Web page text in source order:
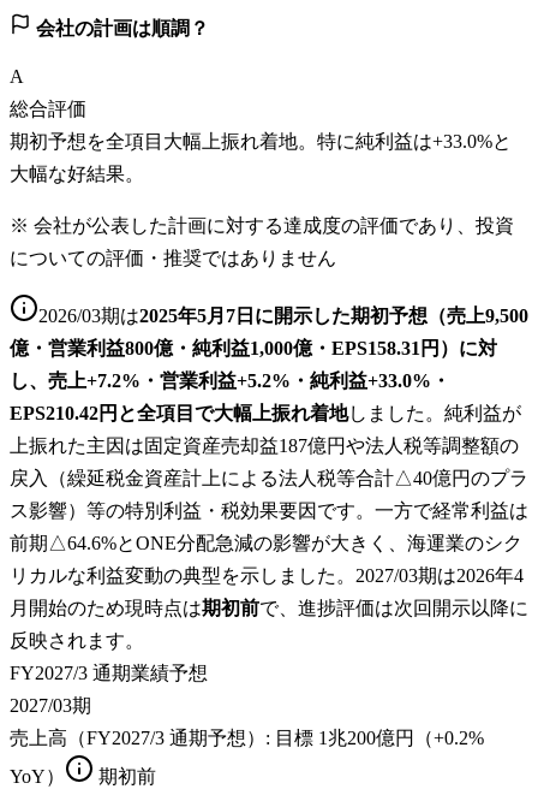
会社の計画は順調？
A
総合評価
期初予想を全項目大幅上振れ着地。特に純利益は+33.0%と
大幅な好結果。
※ 会社が公表した計画に対する達成度の評価であり、投資
についての評価・推奨ではありません
2026/03期は2025年5月7日に開示した期初予想（売上9,500
億・営業利益800億・純利益1,000億・EPS158.31円）に対
し、売上+7.2%・営業利益+5.2%・純利益+33.0%・
EPS210.42円と全項目で大幅上振れ着地しました。純利益が
上振れた主因は固定資産売却益187億円や法人税等調整額の
戻入（繰延税金資産計上による法人税等合計△40億円のプラ
ス影響）等の特別利益・税効果要因です。一方で経常利益は
前期△64.6%とONE分配急減の影響が大きく、海運業のシク
リカルな利益変動の典型を示しました。2027/03期は2026年4
月開始のため現時点は期初前で、進捗評価は次回開示以降に
反映されます。
FY2027/3 通期業績予想
2027/03期
売上高（FY2027/3 通期予想） : 目標 1兆200億円（+0.2%
YoY）
期初前